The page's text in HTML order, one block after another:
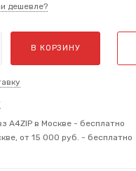
дешевле?
В КОРЗИНУ
A4ZIP в Москве - бесплатно
от 15 000 руб. - бесплатно